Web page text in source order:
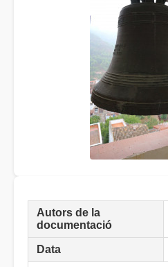
Autors de la
documentació
Data